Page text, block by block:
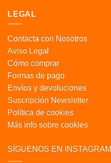
LEGAL
Contacta con Nosotros
Aviso Legal
Cómo comprar
Formas de pago
Envíos y devoluciones
Suscripción Newsletter
Política de cookies
Más info sobre cookies
SÍGUENOS EN INSTAGRAM